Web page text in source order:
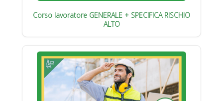
Corso lavoratore GENERALE + SPECIFICA RISCHIO
ALTO